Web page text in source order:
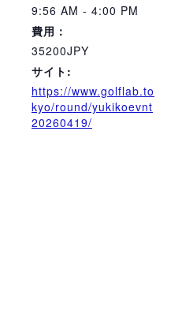
9:56 AM - 4:00 PM
費用：
35200JPY
サイト:
https://www.golflab.to
kyo/round/yukikoevnt
20260419/